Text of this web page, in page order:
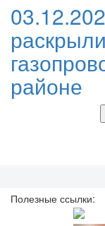
районе
Полезные ссылки: